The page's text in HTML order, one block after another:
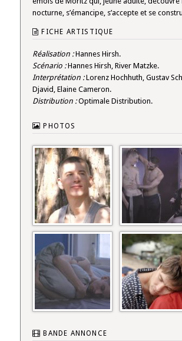
nocturne, s’émancipe, s’accepte et se
FICHE ARTISTIQUE
Réalisation :Hannes Hirsh.
Scénario :Hannes Hirsh, River Matzke.
Interprétation :Lorenz Hochhuth, Gustav
Djavid, Elaine Cameron.
Distribution :Optimale Distribution.
PHOTOS
BANDE ANNONCE